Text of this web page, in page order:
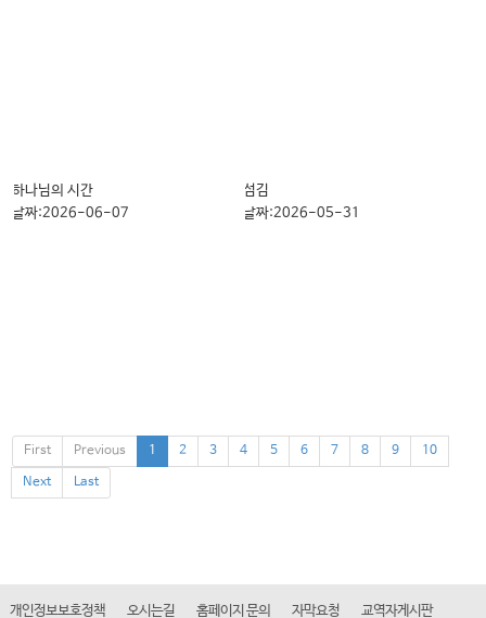
하나님의 시간
날짜:2026-06-07
섬김
날짜:2026-05-31
날짜:2026-05-24
날짜:2026-05-17
First Previous 1 2 3 4 5 6 7 8 9 10
Next Last
개인정보보호정책 오시는길 홈페이지 문의 자막요청 교역자게시판